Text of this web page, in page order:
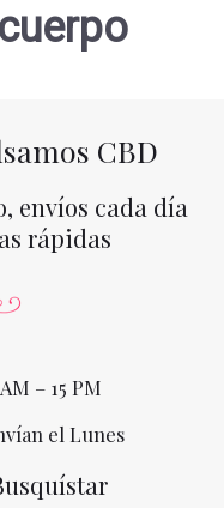
CBD
envíos cada día
rápidas
– 15 PM
el Lunes